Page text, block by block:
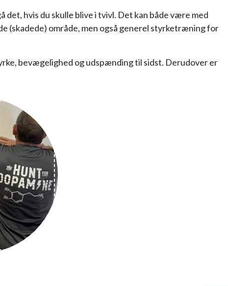
det, hvis du skulle blive i tvivl. Det kan både være med
(skadede) område, men også generel styrketræning for
bevægelighed og udspænding til sidst. Derudover er